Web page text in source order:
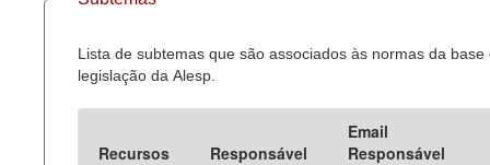
Lista de subtemas que são associados às normas da base
legislação da Alesp.
Recursos Responsável
Email
Responsável